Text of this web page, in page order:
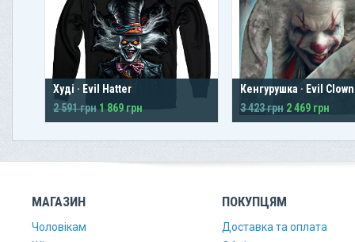
Худі · Evil Hatter
2 591 грн1 869 грн
Кенгурушка · Evil Clown
3 423 грн 2 469 грн
МАГАЗИН
Чоловікам
ПОКУПЦЯМ
Доставка та оплата